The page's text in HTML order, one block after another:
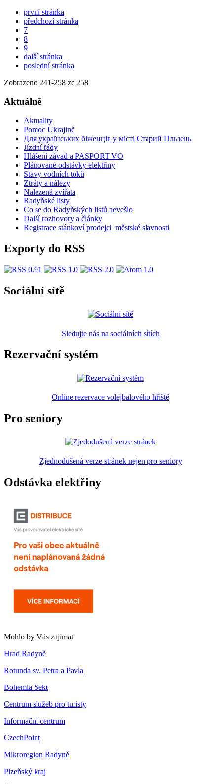
první stránka
předchozí stránka
7
8
9
další stránka
poslední stránka
Zobrazeno 241-258 ze 258
Aktuálně
Aktuality
Pomoc Ukrajině
Для українських біженців у місті Старий Пльзень
Jízdní řády
Hlášení závad a PASPORT VO
Plánované odstávky elektřiny
Stavy vodních toků
Ztráty a nálezy
Nalezená zvířata
Radyňské listy
Co se do Radyňských listů nevešlo
Další rozhovory a články
Registrace stánkoví prodejci_městské slavnosti
Exporty do RSS
Sociální sítě
Sledujte nás na sociálních sítích
Rezervační systém
Online rezervace volejbalového hřiště
Pro seniory
Zjednodušená verze stránek nejen pro seniory
Odstávka elektřiny
Mohlo by Vás zajímat
Hrad Radyně
Rotunda sv. Petra a Pavla
Bohemia Sekt
Centrum služeb pro turisty
Informační centrum
CzechPoint
Mikroregion Radyně
Plzeňský kraj